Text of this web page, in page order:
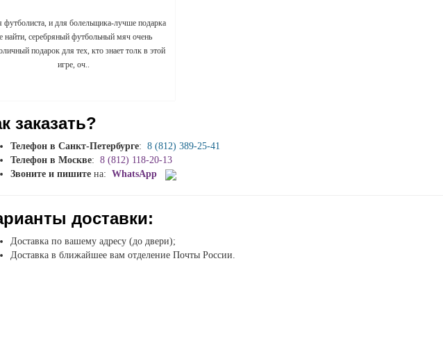
футболиста, и для болельщика-лучше подарка
найти, серебряный футбольный мяч очень
подарок для тех, кто знает толк в этой
игре, оч..
заказать?
Телефон в Санкт-Петербурге: 8 (812) 389-25-41
Телефон в Москве: 8 (812) 118-20-13
Звоните и пишитена: WhatsApp
доставки:
Доставка по вашему адресу (до двери);
Доставка в ближайшее вам отделение Почты России.